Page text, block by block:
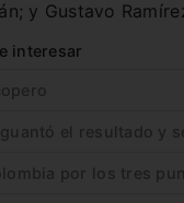
y Gustavo
interesar
el resultado y
por los tres